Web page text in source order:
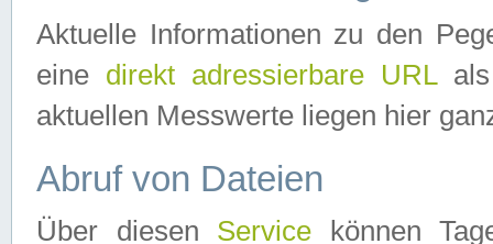
Aktuelle Informationen zu den
eine direkt adressierbare URLals
aktuellen Messwerte liegen hier
Abruf von Dateien
Über diesen Service können